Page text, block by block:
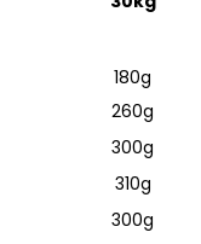
180g
260g
300g
310g
300g